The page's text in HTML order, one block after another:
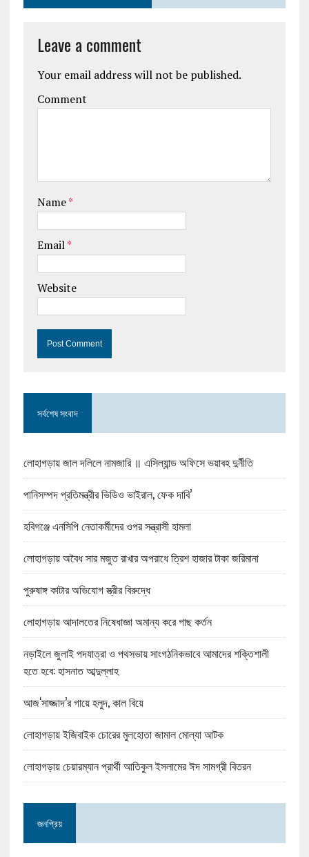
Leave a comment
Your email address will not be published.
Comment
Name*
Email*
Website
সর্বশেষ সংবাদ
লোহাগড়ায় জাল দলিলে নামজারি ॥ এসিল্যান্ড অফিসে ভয়াবহ দুর্নীতি
পানিসম্পদ প্রতিমন্ত্রীর ভিডিও ভাইরাল, ফেক দাবি’
হবিগঞ্জে এনসিপি নেতাকর্মীদের ওপর সন্ত্রাসী হামলা
লোহাগড়ায় অবৈধ সার মজুত রাখার অপরাধে ত্রিশ হাজার টাকা জরিমানা
পুরুষাঙ্গ কাটার অভিযোগ স্ত্রীর বিরুদ্ধে
লোহাগড়ায় আদালতের নিষেধাজ্ঞা অমান্য করে গাছ কর্তন
নড়াইলে জুলাই পদযাত্রা ও পথসভায় সাংগঠনিকভাবে আমাদের শক্তিশালী
হতে হবে: হাসনাত আব্দুল্লাহ
আজ‘সাজ্জাদ’র গায়ে হলুদ, কাল বিয়ে
লোহাগড়ায় ইজিবাইক চোরের মুলহোতা জামাল মোল্যা আটক
লোহাগড়ায় চেয়ারম্যান প্রার্থী আতিকুল ইসলামের ঈদ সামগ্রী বিতরন
জনপ্রিয়